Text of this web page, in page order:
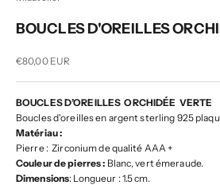
BOUCLES D'OREILLES
Prix de vente
€80,00 EUR
BOUCLES D’OREILLES ORCHIDÉE VERTE
Boucles d'oreilles en argent sterling 925
Matériau :
Pierre : Zirconium de qualité AAA +
Couleur de pierres : Blanc, vert émeraude.
Dimensions: Longueur : 1.5 cm.